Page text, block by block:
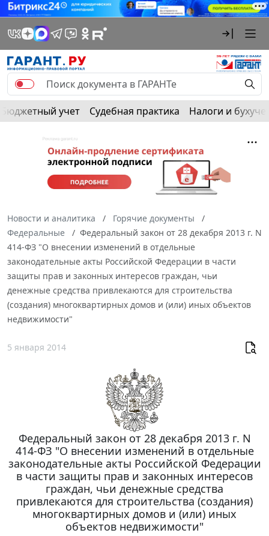
Бюджетный учет Судебная практика Налоги и
Новости и аналитика
Горячие документы
Федеральные
Федеральный закон от 28 декабря 2013 г. N
414-ФЗ "О внесении изменений в отдельные
законодательные акты Российской Федерации в части
защиты прав и законных интересов граждан, чьи
денежные средства привлекаются для строительства
(создания) многоквартирных домов и (или) иных объектов
недвижимости"
5 января 2014
Федеральный закон от 28 декабря 2013 г. N
414-ФЗ "О внесении изменений в отдельные
законодательные акты Российской Федерации
в части защиты прав и законных интересов
граждан, чьи денежные средства
привлекаются для строительства (создания)
многоквартирных домов и (или) иных
объектов недвижимости"